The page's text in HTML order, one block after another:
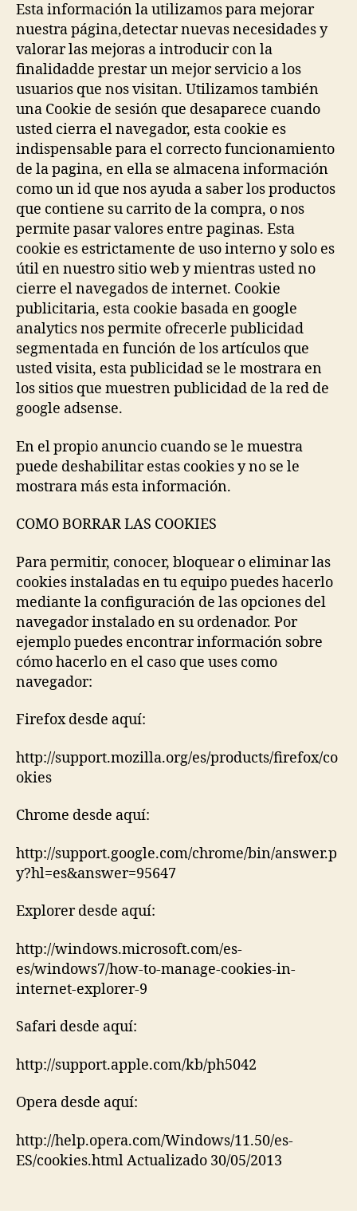
Esta información la utilizamos para mejorar
nuestra página,detectar nuevas necesidades y
valorar las mejoras a introducir con la
finalidadde prestar un mejor servicio a los
usuarios que nos visitan. Utilizamos también
una Cookie de sesión que desaparece cuando
usted cierra el navegador, esta cookie es
indispensable para el correcto funcionamiento
de la pagina, en ella se almacena información
como un id que nos ayuda a saber los productos
que contiene su carrito de la compra, o nos
permite pasar valores entre paginas. Esta
cookie es estrictamente de uso interno y solo es
útil en nuestro sitio web y mientras usted no
cierre el navegados de internet. Cookie
publicitaria, esta cookie basada en google
analytics nos permite ofrecerle publicidad
segmentada en función de los artículos que
usted visita, esta publicidad se le mostrara en
los sitios que muestren publicidad de la red de
google adsense.
En el propio anuncio cuando se le muestra
puede deshabilitar estas cookies y no se le
mostrara más esta información.
COMO BORRAR LAS COOKIES
Para permitir, conocer, bloquear o eliminar las
cookies instaladas en tu equipo puedes hacerlo
mediante la configuración de las opciones del
navegador instalado en su ordenador. Por
ejemplo puedes encontrar información sobre
cómo hacerlo en el caso que uses como
navegador:
Firefox desde aquí:
http://support.mozilla.org/es/products/firefox/co
okies
Chrome desde aquí:
http://support.google.com/chrome/bin/answer.p
y?hl=es&answer=95647
Explorer desde aquí:
http://windows.microsoft.com/es-
es/windows7/how-to-manage-cookies-in-
internet-explorer-9
Safari desde aquí:
http://support.apple.com/kb/ph5042
Opera desde aquí:
http://help.opera.com/Windows/11.50/es-
ES/cookies.html Actualizado 30/05/2013